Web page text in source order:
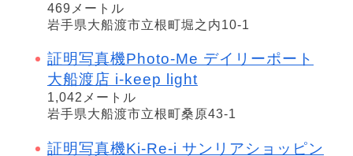
469メートル
岩手県大船渡市立根町堀之内10-1
証明写真機Photo-Me デイリーポート
大船渡店 i-keep light
1,042メートル
岩手県大船渡市立根町桑原43-1
証明写真機Ki-Re-i サンリアショッピン